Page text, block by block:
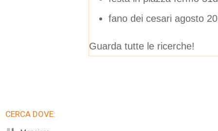
fano dei cesari agosto
Guarda tutte le ricerche!
CERCA DOVE: